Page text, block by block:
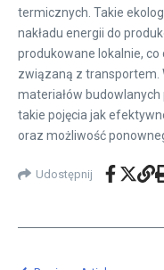
termicznych. Takie
nakładu energii do
produkowane lokalnie, co
związaną z transportem.
materiałów budowlanych
takie pojęcia jak
oraz możliwość
Udostępnij